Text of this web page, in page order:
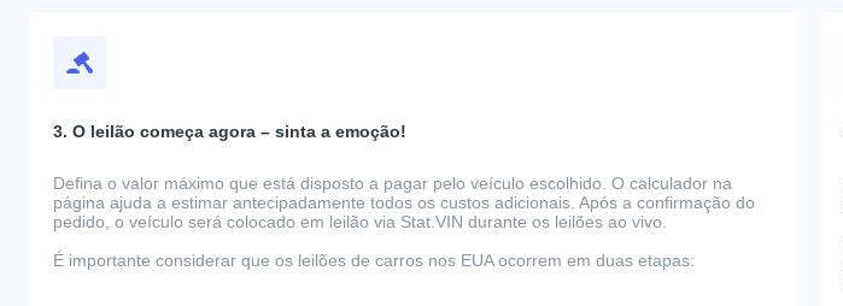
3. O leilão começa agora – sinta a emoção!
Defina o valor máximo que está disposto a pagar pelo veículo escolhido. O calculador na
página ajuda a estimar antecipadamente todos os custos adicionais. Após a confirmação do
pedido, o veículo será colocado em leilão via Stat.VIN durante os leilões ao vivo.
É importante considerar que os leilões de carros nos EUA ocorrem em duas etapas: